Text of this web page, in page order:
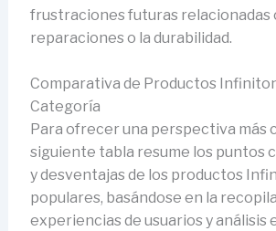
frustraciones futuras relacionadas
reparaciones o la durabilidad.
Comparativa de Productos
Categoría
Para ofrecer una perspectiva más
siguiente tabla resume los puntos
y desventajas de los productos
populares, basándose en la
experiencias de usuarios y análisis